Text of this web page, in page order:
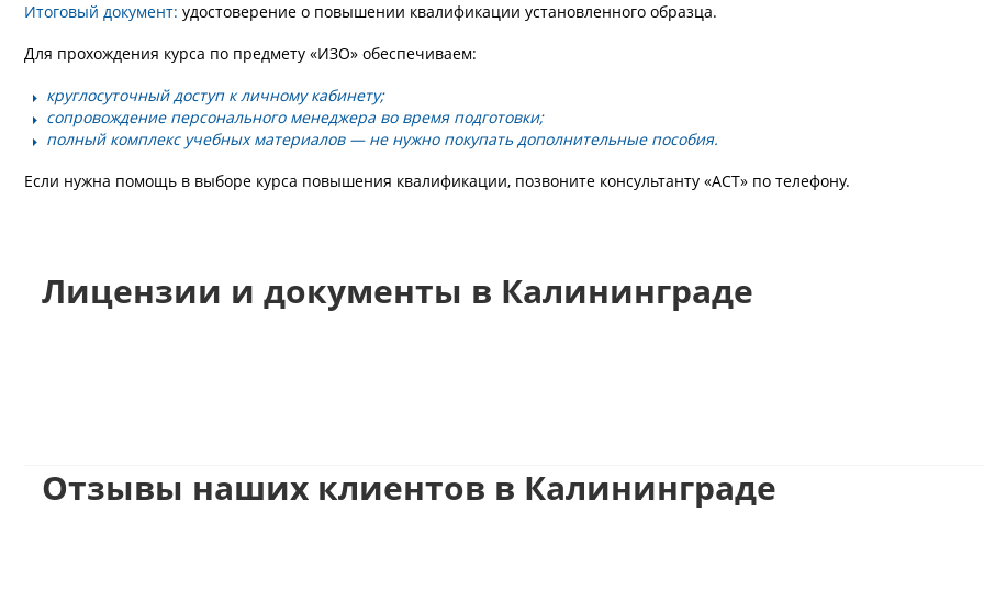
Итоговый документ: удостоверение о повышении квалификации установленного образца.
Для прохождения курса по предмету «ИЗО» обеспечиваем:
круглосуточный доступ к личному кабинету;
сопровождение персонального менеджера во время подготовки;
полный комплекс учебных материалов — не нужно покупать дополнительные пособия.
Если нужна помощь в выборе курса повышения квалификации, позвоните консультанту «АСТ» по телефону.
Лицензии и документы в Калининграде
Отзывы наших клиентов в Калининграде